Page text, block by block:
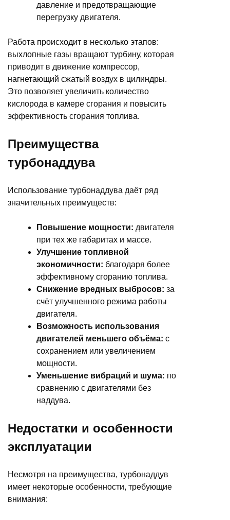
давление и предотвращающие
перегрузку двигателя.
Работа происходит в несколько этапов:
выхлопные газы вращают турбину, которая
приводит в движение компрессор,
нагнетающий сжатый воздух в цилиндры.
Это позволяет увеличить количество
кислорода в камере сгорания и повысить
эффективность сгорания топлива.
Преимущества
турбонаддува
Использование турбонаддува даёт ряд
значительных преимуществ:
Повышение мощности: двигателя
при тех же габаритах и массе.
Улучшение топливной
экономичности: благодаря более
эффективному сгоранию топлива.
Снижение вредных выбросов: за
счёт улучшенного режима работы
двигателя.
Возможность использования
двигателей меньшего объёма: с
сохранением или увеличением
мощности.
Уменьшение вибраций и шума: по
сравнению с двигателями без
наддува.
Недостатки и особенности
эксплуатации
Несмотря на преимущества, турбонаддув
имеет некоторые особенности, требующие
внимания: